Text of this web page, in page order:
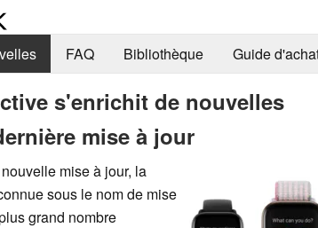
FAQ Bibliothèque Guide
s'enrichit de nouvelles
mise à jour
mise à jour, la
sous le nom de mise
grand nombre